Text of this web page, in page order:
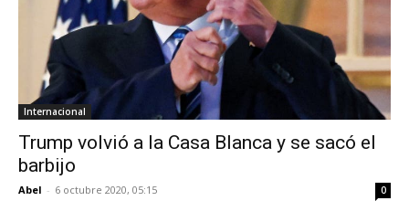
Internacional
Trump volvió a la Casa Blanca y se sacó el
barbijo
Abel - 6 octubre 2020, 05:15 0